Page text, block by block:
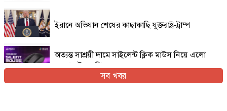
ইরানে অভিযান শেষের কাছাকাছি যুক্তরাষ্ট্র-ট্রাম্প
অত্যন্ত সাশ্রয়ী দামে সাইলেন্ট ক্লিক মাউস নিয়ে এলো
এফোরটেক ওপি-৫৫০এস
সব খবর